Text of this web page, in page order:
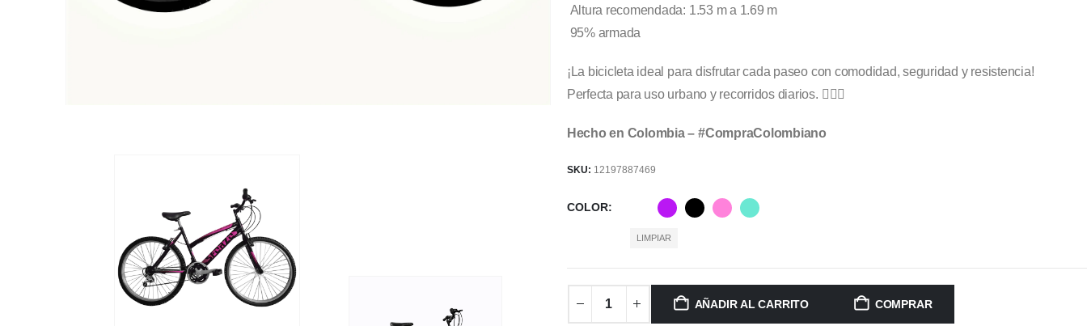
Altura recomendada: 1.53 m a 1.69 m
95% armada
¡La bicicleta ideal para disfrutar cada paseo con comodidad, seguridad y resistencia!
Perfecta para uso urbano y recorridos diarios. 🚴‍♀️✨
Hecho en Colombia – #CompraColombiano
SKU: 12197887469
COLOR
LIMPIAR
AÑADIR AL CARRITO COMPRAR